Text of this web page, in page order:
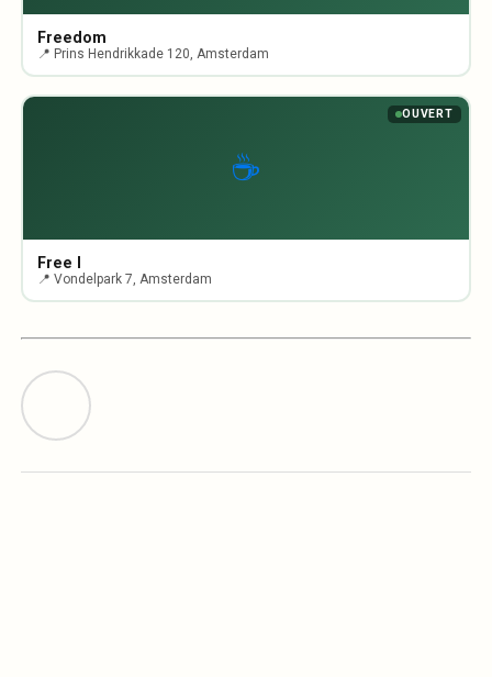
Freedom
📍 Prins Hendrikkade 120, Amsterdam
☕
OUVERT
Free I
📍 Vondelpark 7, Amsterdam